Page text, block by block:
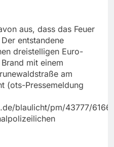
aus, dass das Feuer
entstandene
dreistelligen Euro-
mit einem
am
(ots-Pressemeldung
blaulicht/pm/43777/